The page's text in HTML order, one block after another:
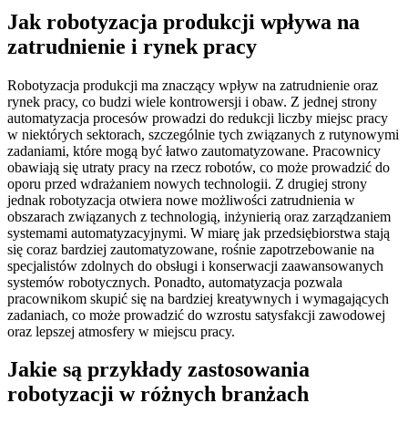
Jak robotyzacja produkcji wpływa na
zatrudnienie i rynek pracy
Robotyzacja produkcji ma znaczący wpływ na zatrudnienie oraz
rynek pracy, co budzi wiele kontrowersji i obaw. Z jednej strony
automatyzacja procesów prowadzi do redukcji liczby miejsc pracy
w niektórych sektorach, szczególnie tych związanych z rutynowymi
zadaniami, które mogą być łatwo zautomatyzowane. Pracownicy
obawiają się utraty pracy na rzecz robotów, co może prowadzić do
oporu przed wdrażaniem nowych technologii. Z drugiej strony
jednak robotyzacja otwiera nowe możliwości zatrudnienia w
obszarach związanych z technologią, inżynierią oraz zarządzaniem
systemami automatyzacyjnymi. W miarę jak przedsiębiorstwa stają
się coraz bardziej zautomatyzowane, rośnie zapotrzebowanie na
specjalistów zdolnych do obsługi i konserwacji zaawansowanych
systemów robotycznych. Ponadto, automatyzacja pozwala
pracownikom skupić się na bardziej kreatywnych i wymagających
zadaniach, co może prowadzić do wzrostu satysfakcji zawodowej
oraz lepszej atmosfery w miejscu pracy.
Jakie są przykłady zastosowania
robotyzacji w różnych branżach